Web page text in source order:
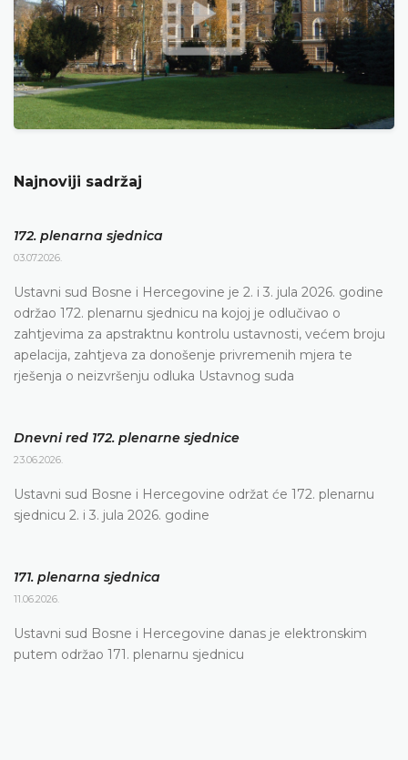
Najnoviji sadržaj
172. plenarna sjednica
03.07.2026.
Ustavni sud Bosne i Hercegovine je 2. i 3. jula 2026. godine
održao 172. plenarnu sjednicu na kojoj je odlučivao o
zahtjevima za apstraktnu kontrolu ustavnosti, većem broju
apelacija, zahtjeva za donošenje privremenih mjera te
rješenja o neizvršenju odluka Ustavnog suda
Dnevni red 172. plenarne sjednice
23.06.2026.
Ustavni sud Bosne i Hercegovine održat će 172. plenarnu
sjednicu 2. i 3. jula 2026. godine
171. plenarna sjednica
11.06.2026.
Ustavni sud Bosne i Hercegovine danas je elektronskim
putem održao 171. plenarnu sjednicu